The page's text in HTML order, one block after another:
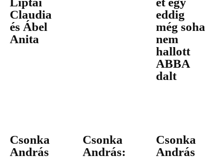
Claudia
és Ábel
Anita
eddig
még soha
nem
hallott
ABBA
dalt
Csonka
András
Csonka
András:
Csonka
András